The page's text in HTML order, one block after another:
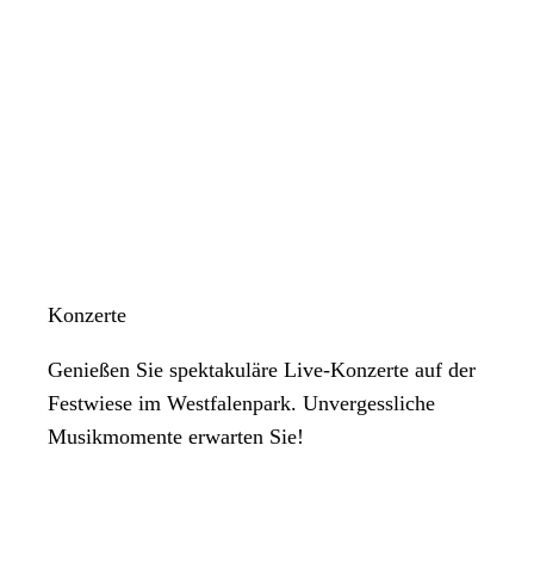
Konzerte
Genießen Sie spektakuläre Live-Konzerte auf der
Festwiese im Westfalenpark. Unvergessliche
Musikmomente erwarten Sie!